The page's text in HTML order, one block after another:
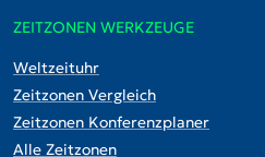
ZEITZONEN WERKZEUGE
Weltzeituhr
Zeitzonen Vergleich
Zeitzonen Konferenzplaner
Alle Zeitzonen